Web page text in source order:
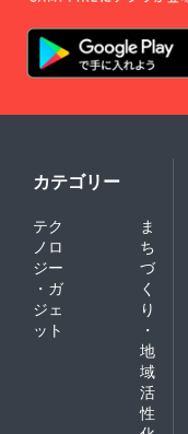
カテゴリー
テク
ノロ
ジー
・ガ
ジェ
ット
ま
ち
づ
く
り
・
地
域
活
性